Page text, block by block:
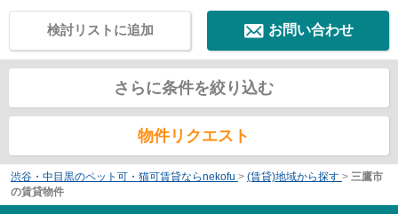
お問い合わせ
検討リストに追加
さらに条件を絞り込む
物件リクエスト
渋谷・中目黒のペット可・猫可賃貸ならnekofu > (賃貸)地域から探す > 三鷹市
の賃貸物件